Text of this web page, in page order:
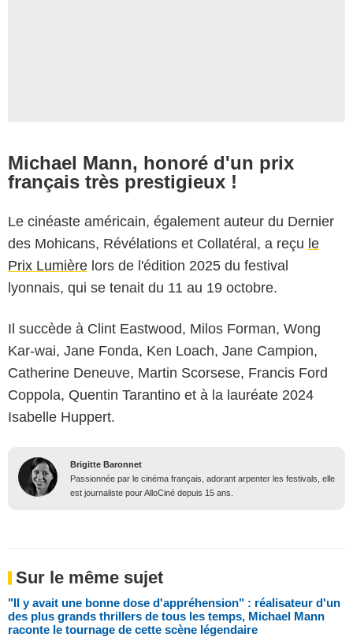
Michael Mann, honoré d'un prix
français très prestigieux !
Le cinéaste américain, également auteur du Dernier
des Mohicans, Révélations et Collatéral, a reçu le
Prix Lumière lors de l'édition 2025 du festival
lyonnais, qui se tenait du 11 au 19 octobre.
Il succède à Clint Eastwood, Milos Forman, Wong
Kar-wai, Jane Fonda, Ken Loach, Jane Campion,
Catherine Deneuve, Martin Scorsese, Francis Ford
Coppola, Quentin Tarantino et à la lauréate 2024
Isabelle Huppert.
Brigitte Baronnet
Passionnée par le cinéma français, adorant arpenter les festivals, elle
est journaliste pour AlloCiné depuis 15 ans.
Sur le même sujet
"Il y avait une bonne dose d'appréhension" : réalisateur d'un
des plus grands thrillers de tous les temps, Michael Mann
raconte le tournage de cette scène légendaire